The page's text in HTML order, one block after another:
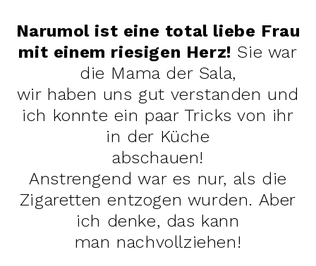
Narumol ist eine total liebe Frau
mit einem riesigen Herz! Sie war
die Mama der Sala,
wir haben uns gut verstanden und
ich konnte ein paar Tricks von ihr
in der Küche
abschauen!
Anstrengend war es nur, als die
Zigaretten entzogen wurden. Aber
ich denke, das kann
man nachvollziehen!